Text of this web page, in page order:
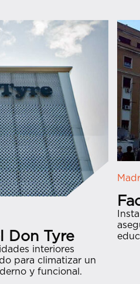
Don Tyre
interiores
para climatizar un
y funcional​.